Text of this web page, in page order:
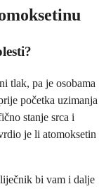
tlak, pa je osobama
početka uzimanja
stanje srca i
je li atomoksetin
bi vam i dalje